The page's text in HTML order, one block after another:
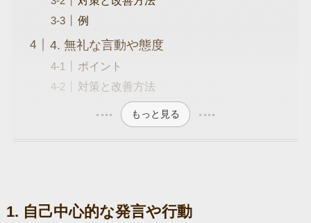
例
4. 無礼な言動や態度
ポイント
対策と改善方法
もっと見る
1. 自己中心的な発言や行動